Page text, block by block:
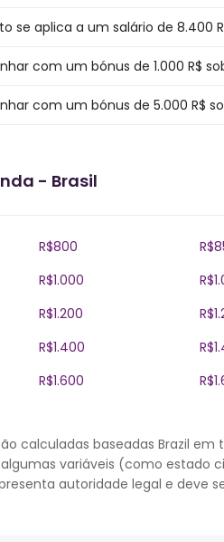
se aplica a um salário de 8.400
com um bónus de 1.000 R$
com um bónus de 5.000 R$
- Brasil
R$800
R$1.000
R$1.200
R$1.400
R$1.600
calculadas baseadas Brazil
variáveis (como estado
autoridade legal e deve